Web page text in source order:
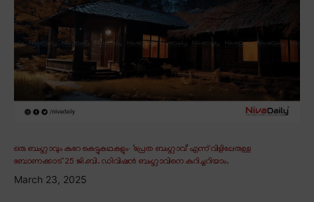
ഒരു ബംഗ്ലാവും കുറേ കെട്ടുകഥകളും∙ ‘പ്രേത ബംഗ്ലാവ്’ എന്ന് വിളിപ്പേരുള്ള
ബോണക്കാട് 25 ജി.ബി. ഡിവിഷൻ ബംഗ്ലാവിനെ കുറിച്ചറിയാം.
March 23, 2025